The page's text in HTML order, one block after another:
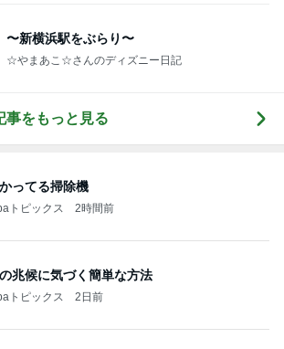
験がなく危機感ゼロの夫
トピックス 2日前
トピックス 2日前
行動を疑ってしまう正直な気持ち
トピックス 1日前